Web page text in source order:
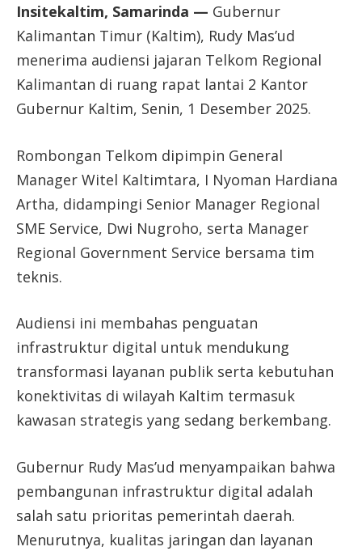
Insitekaltim, Samarinda — Gubernur
Kalimantan Timur (Kaltim), Rudy Mas’ud
menerima audiensi jajaran Telkom Regional
Kalimantan di ruang rapat lantai 2 Kantor
Gubernur Kaltim, Senin, 1 Desember 2025.
Rombongan Telkom dipimpin General
Manager Witel Kaltimtara, I Nyoman Hardiana
Artha, didampingi Senior Manager Regional
SME Service, Dwi Nugroho, serta Manager
Regional Government Service bersama tim
teknis.
Audiensi ini membahas penguatan
infrastruktur digital untuk mendukung
transformasi layanan publik serta kebutuhan
konektivitas di wilayah Kaltim termasuk
kawasan strategis yang sedang berkembang.
Gubernur Rudy Mas’ud menyampaikan bahwa
pembangunan infrastruktur digital adalah
salah satu prioritas pemerintah daerah.
Menurutnya, kualitas jaringan dan layanan